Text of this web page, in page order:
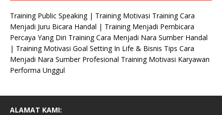
Training Public Speaking | Training Motivasi Training Cara
Menjadi Juru Bicara Handal | Training Menjadi Pembicara
Percaya Yang Diri Training Cara Menjadi Nara Sumber Handal
| Training Motivasi Goal Setting In Life & Bisnis Tips Cara
Menjadi Nara Sumber Profesional Training Motivasi Karyawan
Performa Unggul
ALAMAT KAMI: